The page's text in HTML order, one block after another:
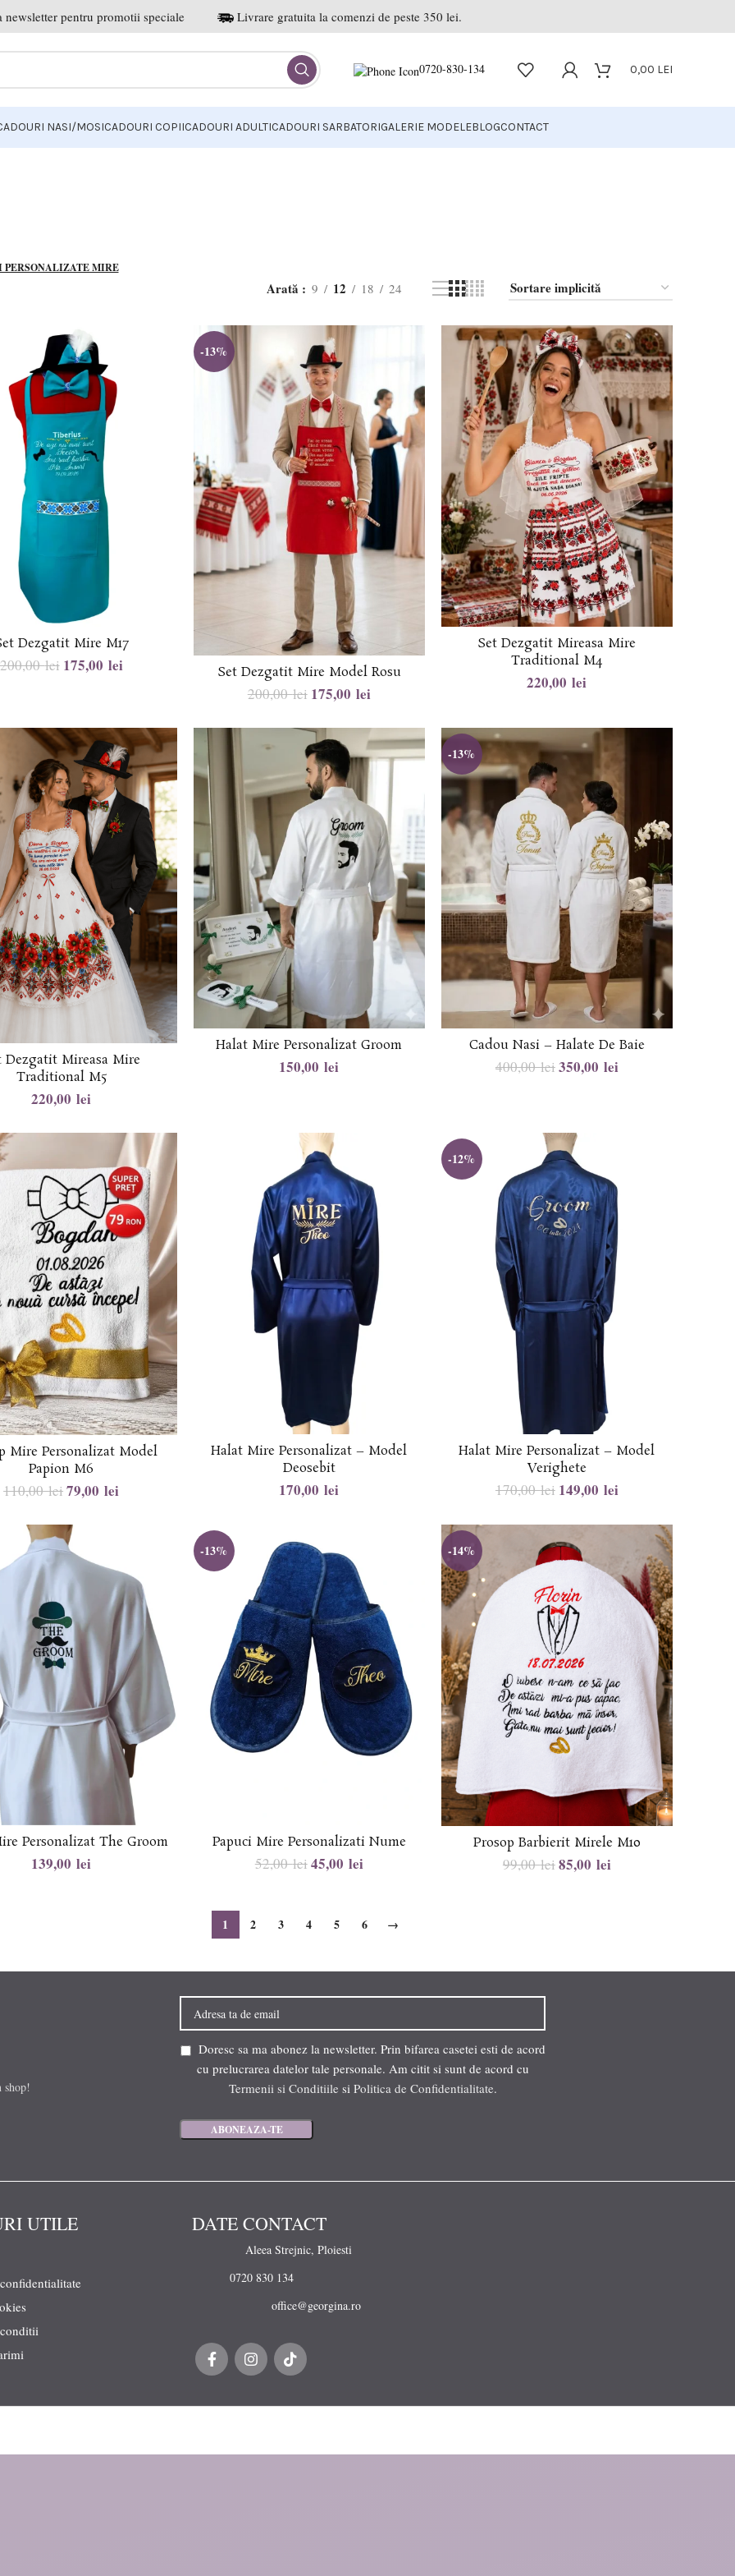
pentru promotii speciale Livrare gratuita la comenzi de peste 350 lei.
0720-830-134 0,00 LEI
NASI/MOSICADOURI COPIICADOURI ADULTICADOURI SARBATORIGALERIE MODELEBLOGCONTACT
PERSONALIZATE MIRE
Arată 9 12 18 24
Dezgatit Mire M17
200,00lei 175,00 lei
-13%
Set Dezgatit Mire Model Rosu
200,00lei 175,00 lei
Set Dezgatit Mireasa Mire
Traditional M4
lei
Dezgatit Mireasa Mire
Traditional M5
lei
Halat Mire Personalizat Groom
lei
-13%
Cadou Nasi – Halate De Baie
400,00lei350,00 lei
Mire Personalizat Model
Papion M6
110,00lei79,00lei
Halat Mire Personalizat – Model
Deosebit
lei
-12%
Halat Mire Personalizat – Model
Verighete
170,00lei 149,00 lei
Personalizat The Groom
lei
-13%
Papuci Mire Personalizati Nume
52,00lei45,00 lei
-14%
Prosop Barbierit Mirele M10
99,00lei85,00 lei
1 2 3 4 5 6 →
shop!
Doresc sa ma abonez la newsletter. Prin bifarea casetei esti de acord
cu prelucrarea datelor tale personale. Am citit si sunt de acord cu
Termenii si Conditiile si Politica de Confidentialitate.
UTILE DATE CONTACT
Aleea Strejnic, Ploiesti
0720 830 134
office@georgina.ro